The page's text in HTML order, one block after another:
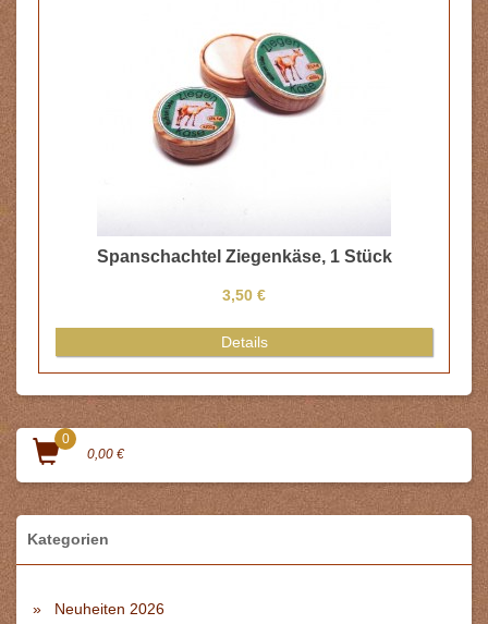
Spanschachtel Ziegenkäse, 1 Stück
3,50 €
Details
0
0,00 €
Kategorien
Neuheiten 2026